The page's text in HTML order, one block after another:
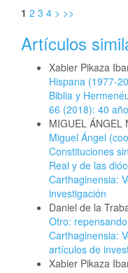
1 2 3 4 > >>
Artículos
Xabier Pikaza
Hispana (1977-
Biblia y
66 (2018): 40
MIGUEL ÁNGEL
Miguel Ángel
Constituciones
Real y de las
Carthaginensia:
investigación
Daniel de la
Otro:
Carthaginensia:
artículos de
Xabier Pikaza